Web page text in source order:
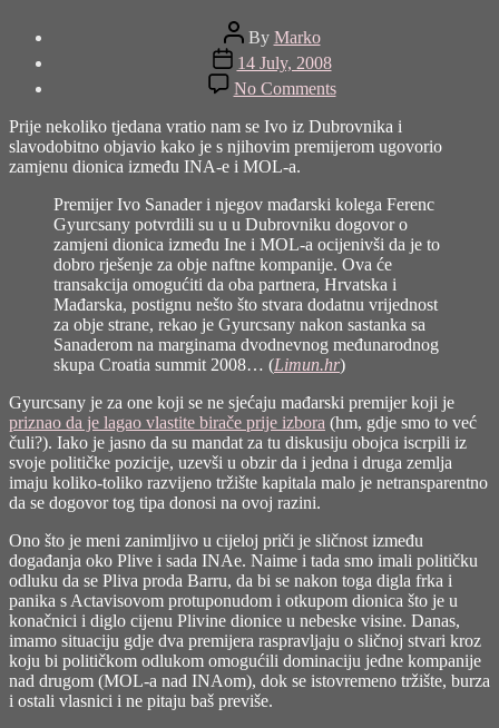
nismo
primjetili?"
Post
author
By Marko
Post
date
14 July, 2008
No Commentson
Verona
II
(INA-
MOL-
Prije nekoliko tjedana vratio nam se Ivo iz Dubrovnika i
slavodobitno objavio kako je s njihovim premijerom ugovorio
zamjenu dionica između INA-e i MOL-a.
Premijer Ivo Sanader i njegov mađarski kolega Ferenc
Gyurcsany potvrdili su u u Dubrovniku dogovor o
zamjeni dionica između Ine i MOL-a ocijenivši da je to
dobro rješenje za obje naftne kompanije. Ova će
transakcija omogućiti da oba partnera, Hrvatska i
Mađarska, postignu nešto što stvara dodatnu vrijednost
za obje strane, rekao je Gyurcsany nakon sastanka sa
Sanaderom na marginama dvodnevnog međunarodnog
skupa Croatia summit 2008… (Limun.hr)
Gyurcsany je za one koji se ne sjećaju mađarski premijer koji je
priznao da je lagao vlastite birače prije izbora (hm, gdje smo to već
čuli?). Iako je jasno da su mandat za tu diskusiju obojca iscrpili iz
svoje političke pozicije, uzevši u obzir da i jedna i druga zemlja
imaju koliko-toliko razvijeno tržište kapitala malo je netransparentno
da se dogovor tog tipa donosi na ovoj razini.
Ono što je meni zanimljivo u cijeloj priči je sličnost između
događanja oko Plive i sada INAe. Naime i tada smo imali političku
odluku da se Pliva proda Barru, da bi se nakon toga digla frka i
panika s Actavisovom protuponudom i otkupom dionica što je u
konačnici i diglo cijenu Plivine dionice u nebeske visine. Danas,
imamo situaciju gdje dva premijera raspravljaju o sličnoj stvari kroz
koju bi političkom odlukom omogućili dominaciju jedne kompanije
nad drugom (MOL-a nad INAom), dok se istovremeno tržište, burza
i ostali vlasnici i ne pitaju baš previše.